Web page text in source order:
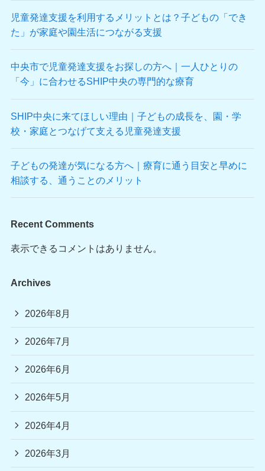
児童発達支援を利用するメリットとは？子どもの「でき
た」が家庭や園生活につながる支援
中央市で児童発達支援をお探しの方へ｜一人ひとりの
「今」に合わせるSHIP中央の専門的な療育
SHIP中央に来てほしい理由｜子どもの成長を、園・学
校・家庭とつなげて支える児童発達支援
子どもの発達が気になる方へ｜療育に通う目安と早めに
相談する、通うことのメリット
Recent Comments
表示できるコメントはありません。
Archives
2026年8月
2026年7月
2026年6月
2026年5月
2026年4月
2026年3月